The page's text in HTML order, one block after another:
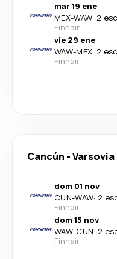
mar 19 ene
MEX-WAW· 2
Finnair
vie 29 ene
WAW-MEX· 2
Finnair
Cancún -Varsovia
dom 01 nov
CUN-WAW· 2
Finnair
dom 15 nov
WAW-CUN· 2
Finnair